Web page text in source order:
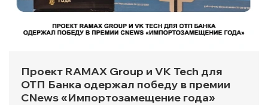
Проект RAMAX Group и VK Tech для
ОТП Банка одержал победу в премии
CNews «Импортозамещение года»